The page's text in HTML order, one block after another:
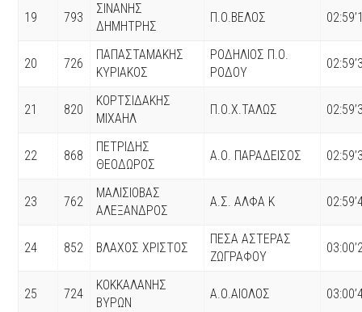
19 793
ΣΙΝΑΝΗΣ
ΔΗΜΗΤΡΗΣ
Π.Ο.ΒΕΛΟΣ
20 726
ΠΑΠΑΣΤΑΜΑΚΗΣ
ΚΥΡΙΑΚΟΣ
ΡΟΔΗΛΙΟΣ Π.Ο.
ΡΟΔΟΥ
21 820
ΚΟΡΤΣΙΔΑΚΗΣ
ΜΙΧΑΗΛ
Π.Ο.Χ.ΤΑΛΩΣ
22 868
ΠΕΤΡΙΔΗΣ
ΘΕΟΔΩΡΟΣ
Α.Ο. ΠΑΡΑΔΕΙΣΟΣ
23 762
ΜΑΛΙΣΙΟΒΑΣ
ΑΛΕΞΑΝΔΡΟΣ
Α.Σ. ΑΛΦΑ K
24 852 ΒΛΑΧΟΣ ΧΡΙΣΤΟΣ
ΠΕΣΑ ΑΣΤΕΡΑΣ
ΖΩΓΡΑΦΟΥ
25 724
ΚΟΚΚΑΛΑΝΗΣ
ΒΥΡΩΝ
Α.Ο.ΑΙΟΛΟΣ